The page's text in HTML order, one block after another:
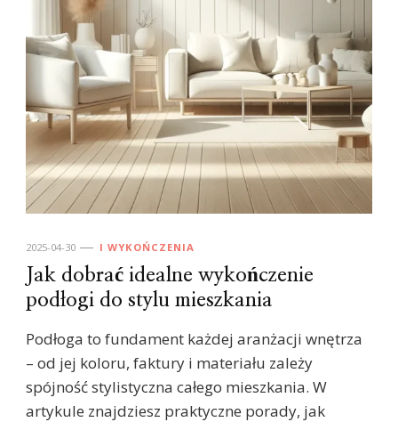
2025-04-30 I WYKOŃCZENIA
Jak dobrać idealne wykończenie
podłogi do stylu mieszkania
Podłoga to fundament każdej aranżacji wnętrza
– od jej koloru, faktury i materiału zależy
spójność stylistyczna całego mieszkania. W
artykule znajdziesz praktyczne porady, jak